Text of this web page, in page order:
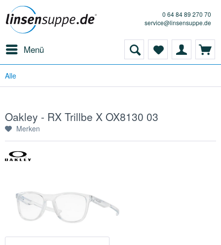
0 64 84 89 270 70
service@linsensuppe.de
Menü
Alle
Oakley - RX Trillbe X OX8130 03
Merken